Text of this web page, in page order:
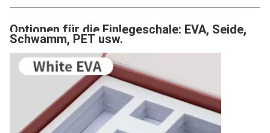
Optionen für die Einlegeschale: EVA, Seide,
Schwamm, PET usw.